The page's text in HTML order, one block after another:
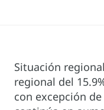
Situación
regional del
con excepción